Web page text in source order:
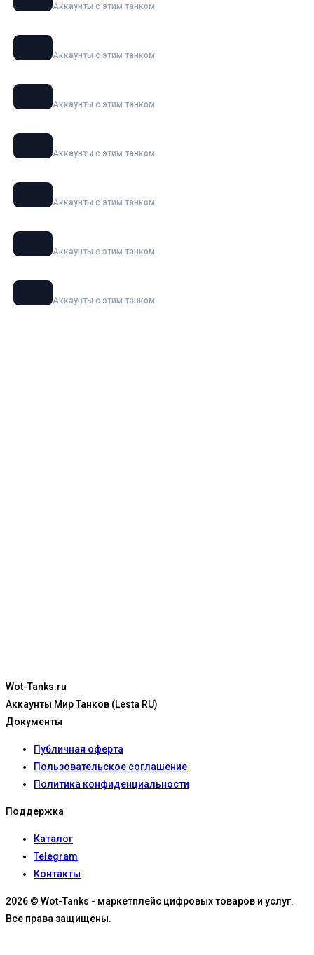
Аккаунты с этим танком
Аккаунты с этим танком
Аккаунты с этим танком
Аккаунты с этим танком
Аккаунты с этим танком
Аккаунты с этим танком
Аккаунты с этим танком
Wot-Tanks.ru
Аккаунты Мир Танков (Lesta RU)
Документы
Публичная оферта
Пользовательское соглашение
Политика конфиденциальности
Поддержка
Каталог
Telegram
Контакты
2026 © Wot-Tanks - маркетплейс цифровых товаров и услуг.
Все права защищены.